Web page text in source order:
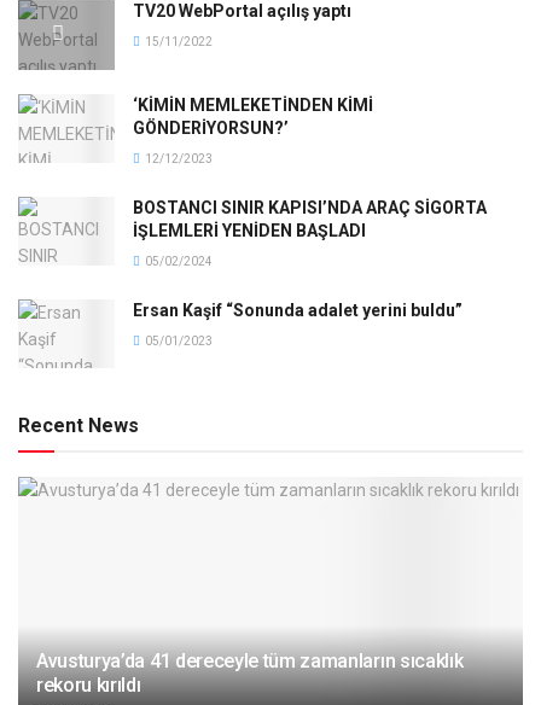
TV20 WebPortal açılış yaptı
15/11/2022
‘KİMİN MEMLEKETİNDEN KİMİ
GÖNDERİYORSUN?’
12/12/2023
BOSTANCI SINIR KAPISI’NDA ARAÇ SİGORTA
İŞLEMLERİ YENİDEN BAŞLADI
05/02/2024
Ersan Kaşif “Sonunda adalet yerini buldu”
05/01/2023
Recent News
Avusturya’da 41 dereceyle tüm zamanların sıcaklık
rekoru kırıldı